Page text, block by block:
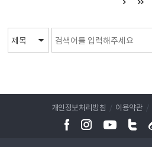
개인정보처리방침 / 이용약관 /